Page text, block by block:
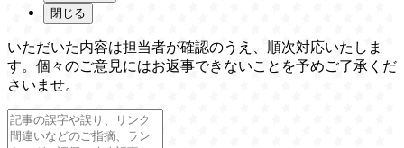
閉じる
いただいた内容は担当者が確認のうえ、順次対応いたしま
す。個々のご意見にはお返事できないことを予めご了承くだ
さいませ。